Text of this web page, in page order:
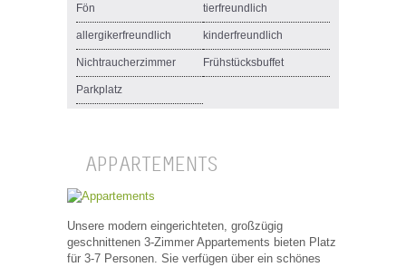
Fön tierfreundlich
allergikerfreundlich kinderfreundlich
Nichtraucherzimmer Frühstücksbuffet
Parkplatz
APPARTEMENTS
Unsere modern eingerichteten, großzügig
geschnittenen 3-Zimmer Appartements bieten Platz
für 3-7 Personen. Sie verfügen über ein schönes